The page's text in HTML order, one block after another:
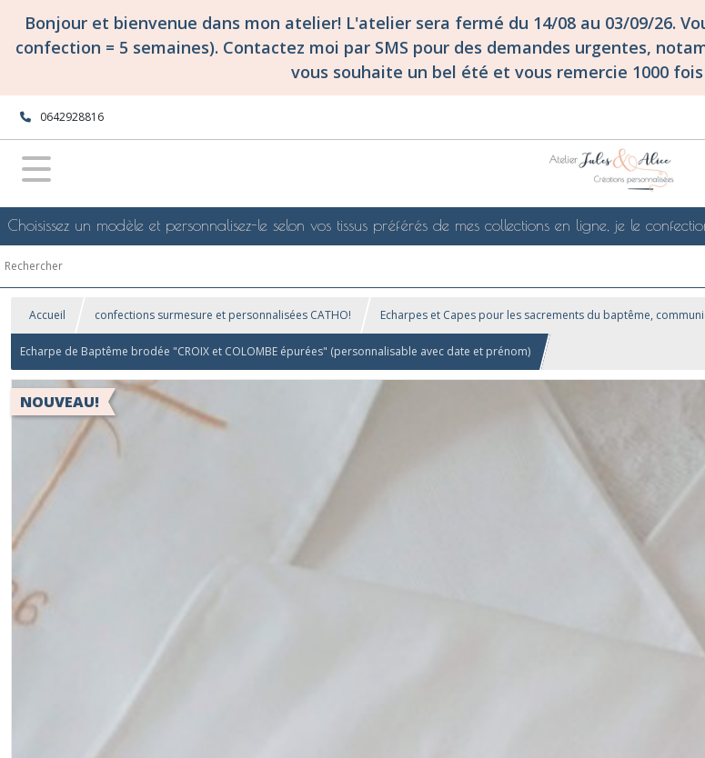
Bonjour et bienvenue dans mon atelier! L'atelier sera fermé du 14/08 au 03/09/26.
confection = 5 semaines). Contactez moi par SMS pour des demandes urgentes,
vous souhaite un bel été et vous remercie 1000
0642928816
Choisissez un modèle et personnalisez-le selon vos tissus préférés de mes collections en ligne, je le
Accueil confections surmesure et personnalisées CATHO! Echarpes et Capes pour les sacrements du baptême,
Echarpe de Baptême brodée "CROIX et COLOMBE épurées" (personnalisable avec date et prénom)
NOUVEAU!